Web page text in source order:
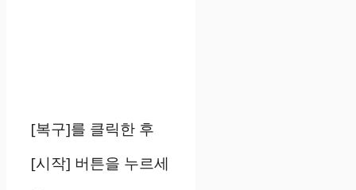
[복구]를 클릭한 후
[시작] 버튼을 누르세